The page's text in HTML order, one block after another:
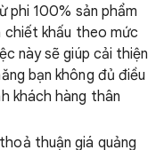
phi 100% sản phẩm
chiết khấu theo mức
này sẽ giúp cải thiện
bạn không đủ điều
khách hàng thân
thuận giá quảng